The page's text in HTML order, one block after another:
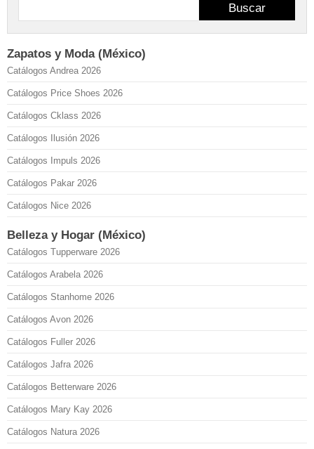
Buscar
Zapatos y Moda (México)
Catálogos Andrea 2026
Catálogos Price Shoes 2026
Catálogos Cklass 2026
Catálogos Ilusión 2026
Catálogos Impuls 2026
Catálogos Pakar 2026
Catálogos Nice 2026
Belleza y Hogar (México)
Catálogos Tupperware 2026
Catálogos Arabela 2026
Catálogos Stanhome 2026
Catálogos Avon 2026
Catálogos Fuller 2026
Catálogos Jafra 2026
Catálogos Betterware 2026
Catálogos Mary Kay 2026
Catálogos Natura 2026